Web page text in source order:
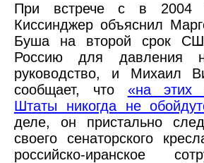
При встрече с в 2004
Киссинджер объяснил
Буша на второй срок
Россию для давления
руководство, и Михаил
сообщает, что «на этих
Штаты никогда не
деле, он пристально
своего сенаторского
российско-иранское